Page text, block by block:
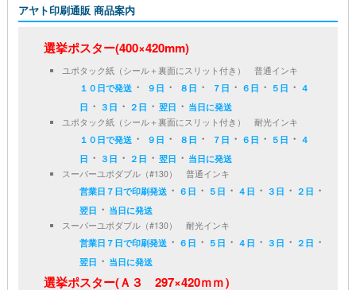
アヤト印刷通販 商品案内
選挙ポスター(400×420mm)
ユポタック紙（シール＋裏面にスリット付き） 普通インキ
１０日で発送 ・ ９日 ・ ８日 ・ ７日 ・ ６日 ・ ５日 ・ ４
日 ・ ３日 ・ ２日 ・翌日 ・ 当日に発送
ユポタック紙（シール＋裏面にスリット付き） 耐光インキ
１０日で発送 ・ ９日 ・ ８日 ・ ７日 ・ ６日 ・ ５日 ・ ４
日 ・ ３日 ・ ２日 ・翌日 ・ 当日に発送
スーパーユポダブル（#130） 普通インキ
営業日７日で印刷発送 ・ ６日 ・ ５日 ・ ４日 ・ ３日 ・ ２日 ・
翌日 ・ 当日に発送
スーパーユポダブル（#130） 耐光インキ
営業日７日で印刷発送 ・ ６日 ・ ５日 ・ ４日 ・ ３日 ・ ２日 ・
翌日 ・ 当日に発送
選挙ポスター(Ａ３ 297×420ｍｍ）